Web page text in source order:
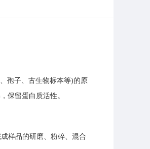
孢子、古生物标本等)的原
保留蛋白质活性。
样品的研磨、粉碎、混合